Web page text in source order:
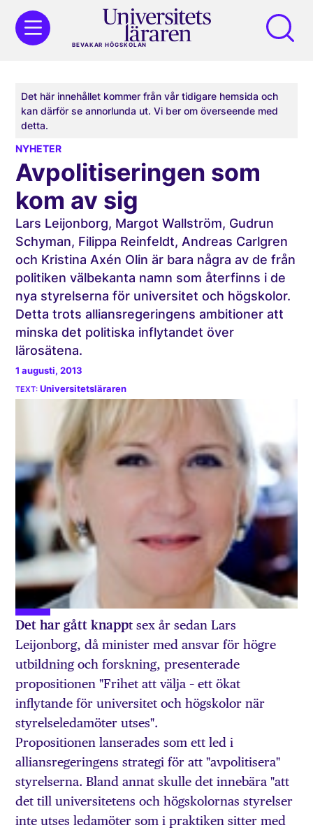
BEVAKAR HÖGSKOLAN
Det här innehållet kommer från vår tidigare hemsida och
kan därför se annorlunda ut. Vi ber om överseende med
detta.
NYHETER
Avpolitiseringen som
kom av sig
Lars Leijonborg, Margot Wallström, Gudrun
Schyman, Filippa Reinfeldt, Andreas Carlgren
och Kristina Axén Olin är bara några av de från
politiken välbekanta namn som återfinns i de
nya styrelserna för universitet och högskolor.
Detta trots alliansregeringens ambitioner att
minska det politiska inflytandet över
lärosätena.
1 augusti, 2013
Universitetsläraren
Det har gått knappt sex år sedan Lars
Leijonborg, då minister med ansvar för högre
utbildning och forskning, presenterade
propositionen "Frihet att välja – ett ökat
inflytande för universitet och högskolor när
styrelseledamöter utses".
Propositionen lanserades som ett led i
alliansregeringens strategi för att "avpolitisera"
styrelserna. Bland annat skulle det innebära "att
det till universitetens och högskolornas styrelser
inte utses ledamöter som i praktiken sitter med